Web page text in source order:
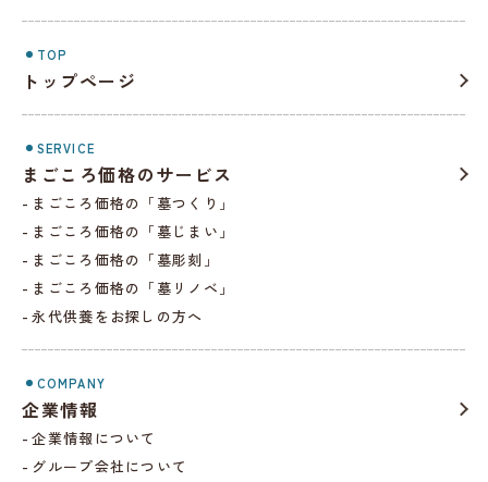
TOP
トップページ
SERVICE
まごころ価格のサービス
まごころ価格の「墓つくり」
まごころ価格の「墓じまい」
まごころ価格の「墓彫刻」
まごころ価格の「墓リノベ」
永代供養をお探しの方へ
COMPANY
企業情報
企業情報について
グループ会社について